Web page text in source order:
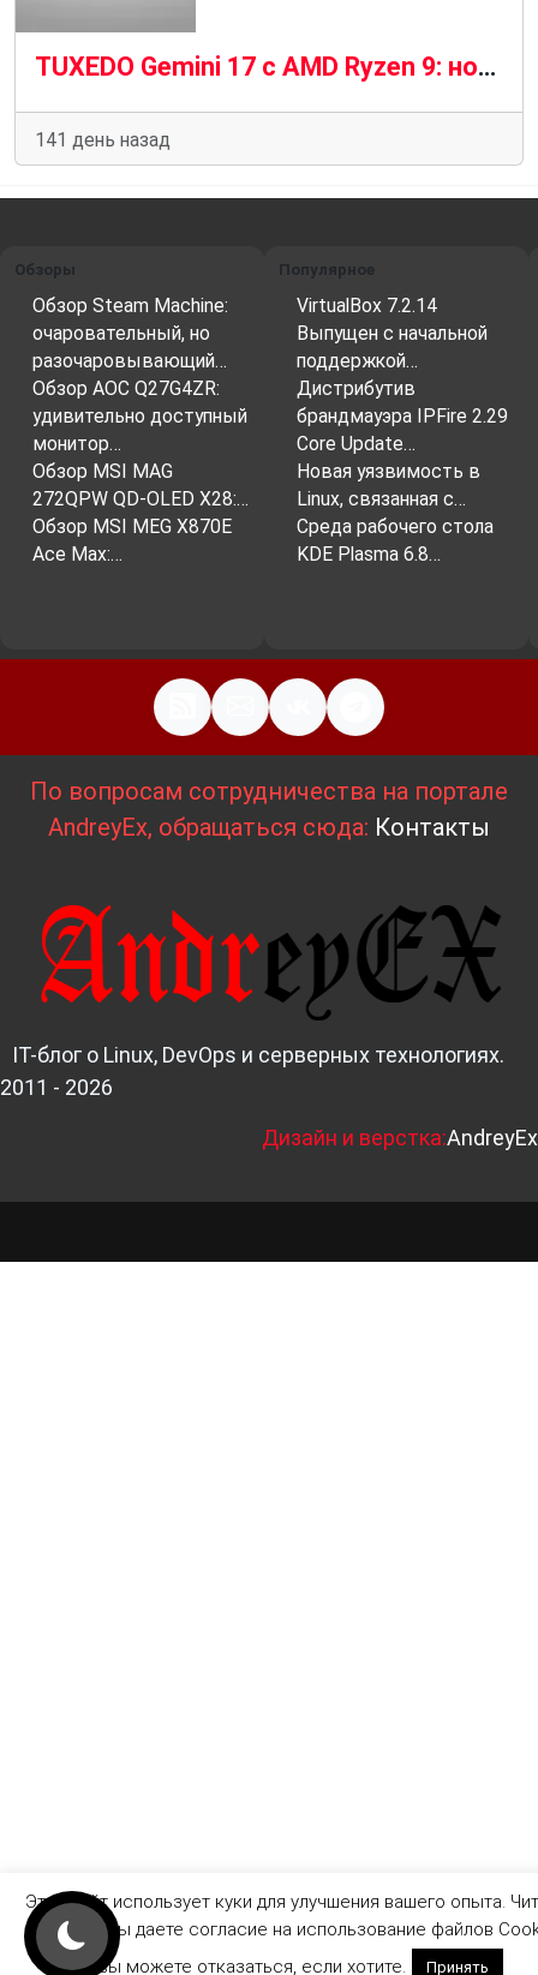
TUXEDO Gemini 17 с AMD Ryzen 9: новый уровень Linux-ноутбуков
141 день назад
Обзоры
Обзор Steam Machine:
очаровательный, но
разочаровывающий…
Обзор AOC Q27G4ZR:
удивительно доступный
монитор…
Обзор MSI MAG
272QPW QD-OLED X28:…
Обзор MSI MEG X870E
Ace Max:…
Популярное
VirtualBox 7.2.14
Выпущен с начальной
поддержкой…
Дистрибутив
брандмауэра IPFire 2.29
Core Update…
Новая уязвимость в
Linux, связанная с…
Среда рабочего стола
KDE Plasma 6.8…
По вопросам сотрудничества на портале
AndreyEx, обращаться сюда: Контакты
IT-блог о Linux, DevOps и серверных технологиях.
2011 - 2026
Дизайн и верстка:AndreyEx
Этот сайт использует куки для улучшения вашего опыта.
этот сайт вы даете согласие на использование файлов
но вы можете отказаться, если хотите.
Принять